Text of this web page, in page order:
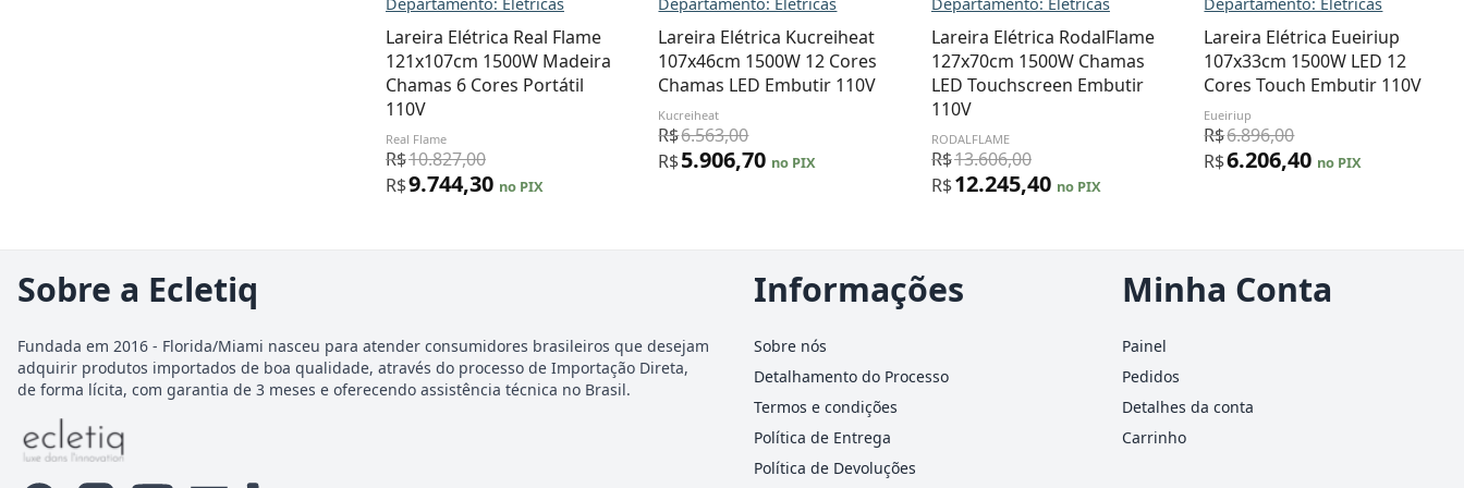
Lareira Elétrica Real Flame
121x107cm 1500W Madeira
Chamas 6 Cores Portátil
110V
Real Flame
R$10.827,00
R$9.744,30 no PIX
Lareira Elétrica Kucreiheat
107x46cm 1500W 12 Cores
Chamas LED Embutir 110V
Kucreiheat
R$6.563,00
R$5.906,70 no PIX
Lareira Elétrica RodalFlame
127x70cm 1500W Chamas
LED Touchscreen Embutir
110V
RODALFLAME
R$13.606,00
R$12.245,40 no PIX
Lareira Elétrica Eueiriup
107x33cm 1500W LED 12
Cores Touch Embutir 110V
Eueiriup
R$6.896,00
R$6.206,40 no PIX
Sobre a Ecletiq
Fundada em 2016 - Florida/Miami nasceu para atender consumidores brasileiros que desejam
adquirir produtos importados de boa qualidade, através do processo de Importação Direta,
de forma lícita, com garantia de 3 meses e oferecendo assistência técnica no Brasil.
Informações
Sobre nós
Detalhamento do Processo
Termos e condições
Política de Entrega
Política de Devoluções
Minha Conta
Painel
Pedidos
Detalhes da conta
Carrinho